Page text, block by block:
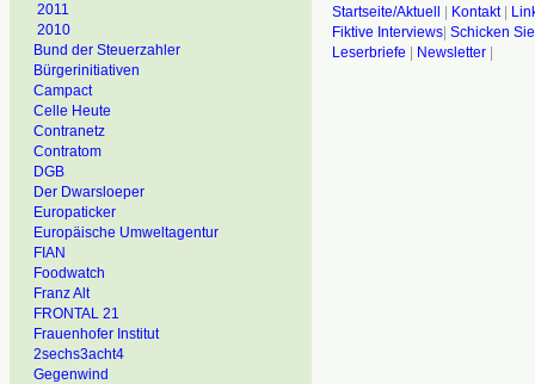
2011
2010
Bund der Steuerzahler
Bürgerinitiativen
Campact
Celle Heute
Contranetz
Contratom
DGB
Der Dwarsloeper
Europaticker
Europäische Umweltagentur
FIAN
Foodwatch
Franz Alt
FRONTAL 21
Frauenhofer Institut
2sechs3acht4
Gegenwind
Startseite/Aktuell | Kontakt|
Fiktive Interviews| Schicken
Leserbriefe | Newsletter|